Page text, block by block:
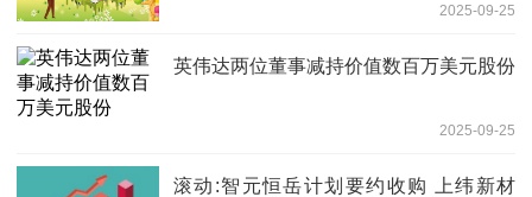
2025-09-25
英伟达两位董事减持价值数百万美元股份
2025-09-25
滚动:智元恒岳计划要约收购 上纬新材